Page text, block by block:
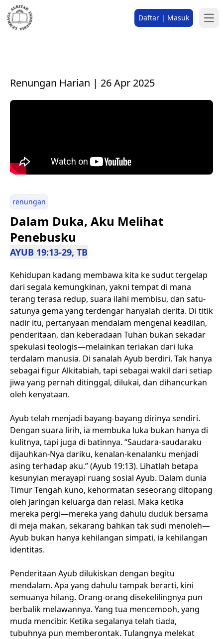
Daftar | Masuk
Renungan Harian | 26 Apr 2025
renungan
Dalam Duka, Aku Melihat
Penebusku
AYUB 19:13-29, TB
Kehidupan kadang membawa kita ke sudut tergelap
dari segala kemungkinan, yakni tempat di mana
terang terasa redup, suara ilahi membisu, dan satu-
satunya gema yang terdengar hanyalah derita. Di titik
nadir itu, pertanyaan mendalam mengenai keadilan,
penderitaan, dan keberadaan Tuhan bukan sekadar
spekulasi teologis—melainkan teriakan dari luka
terdalam manusia. Di sanalah Ayub berdiri. Tak hanya
sebagai figur Alkitabiah, tapi sebagai wakil dari setiap
jiwa yang pernah ditinggal, dilukai, dan dihancurkan
oleh kenyataan.
Ayub telah menjadi bayang-bayang dirinya sendiri.
Dengan suara lirih, ia membuka luka bukan hanya di
kulitnya, tapi juga di batinnya. “Saudara-saudaraku
dijauhkan-Nya dariku, kenalan-kenalanku menjadi
asing terhadap aku.” (Ayub 19:13). Lihatlah betapa
kesunyian merayapi ruang sosial Ayub. Dalam dunia
Timur Tengah kuno, kehormatan seseorang ditopang
oleh jaringan keluarga dan relasi. Maka ketika
mereka pergi—mereka yang dahulu duduk bersama
di meja makan, sekarang bahkan tak sudi menoleh—
Ayub bukan hanya kehilangan simpati, ia kehilangan
identitas.
Penderitaan Ayub dilukiskan dengan begitu
mendalam. Apa yang dahulu tampak berarti, kini
semuanya hilang. Orang-orang disekelilingnya pun
berbalik melawannya. Yang tua mencemooh, yang
muda mencibir. Ketika segalanya telah tiada,
tubuhnya pun memberontak. Tulangnya melekat